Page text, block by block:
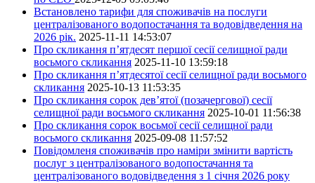
Встановлено тарифи для споживачів на послуги
централізованого водопостачання та водовідведення на
2026 рік. 2025-11-11 14:53:07
Про скликання п’ятдесят першої сесії селищної ради
восьмого скликання 2025-11-10 13:59:18
Про скликання п’ятдесятої сесії селищної ради восьмого
скликання 2025-10-13 11:53:35
Про скликання сорок дев’ятої (позачергової) сесії
селищної ради восьмого скликання 2025-10-01 11:56:38
Про скликання сорок восьмої сесії селищної ради
восьмого скликання 2025-09-08 11:57:52
Повідомленя споживачів про наміри змінити вартість
послуг з централізованого водопостачання та
централізованого водовідведення з 1 січня 2026 року